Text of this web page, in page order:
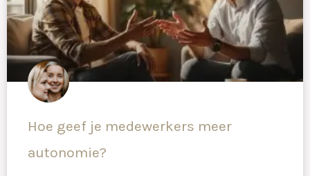
Hoe geef je medewerkers meer
autonomie?